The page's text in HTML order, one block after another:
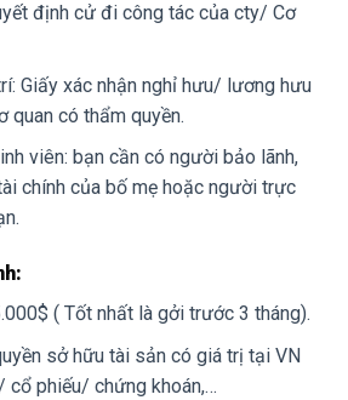
định cử đi công tác của cty/ Cơ
Giấy xác nhận nghỉ hưu/ lương hưu
quan có thẩm quyền.
viên: bạn cần có người bảo lãnh,
chính của bố mẹ hoặc người trực
( Tốt nhất là gởi trước 3 tháng).
sở hữu tài sản có giá trị tại VN
cổ phiếu/ chứng khoán,…